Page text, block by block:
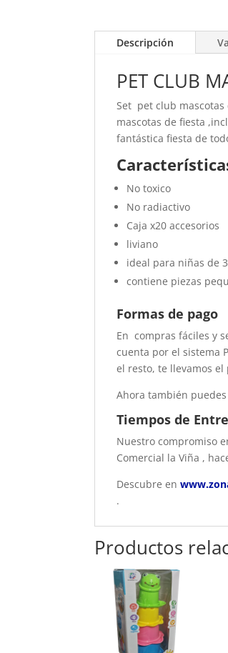
Descripción
PET CLUB
Set pet club mascotas
mascotas de fiesta
fantástica fiesta de
No toxico
No radiactivo
Caja x20 accesorios
liviano
ideal para niñas de
contiene piezas
Formas de pago
En compras fáciles y
cuenta por el sistema
el resto, te llevamos
Ahora también
Tiempos de
Nuestro compromiso
Comercial la Viña ,
Descubre en
.
Productos